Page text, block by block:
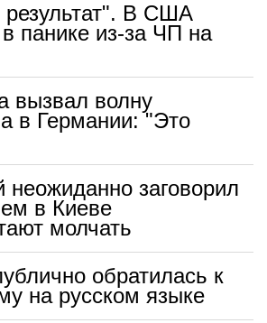
В США
панике из-за ЧП на
вызвал волну
в Германии: "Это
заговорил
в Киеве
молчать
обратилась к
на русском языке